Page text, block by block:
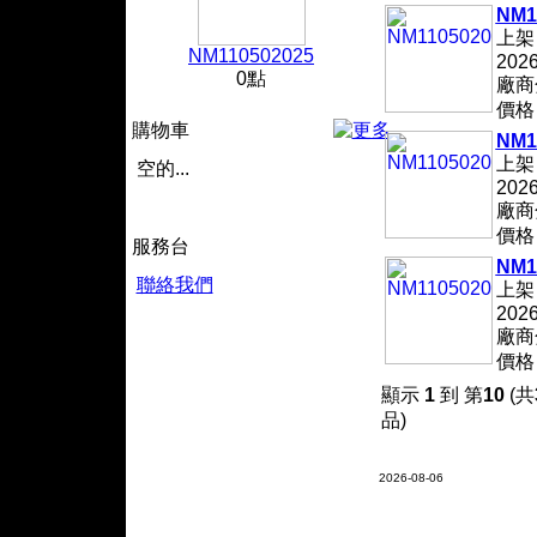
NM110502025
0點
購物車
空的...
服務台
聯絡我們
上
廠
價
上
廠
價
上
廠
價
顯示 1到 第10(共
品)
2026-08-06